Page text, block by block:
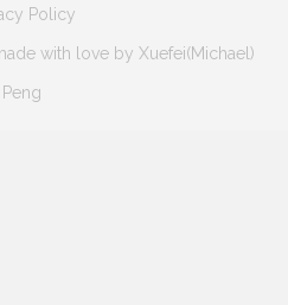
Policy
with love by Xuefei(Michael)
Peng